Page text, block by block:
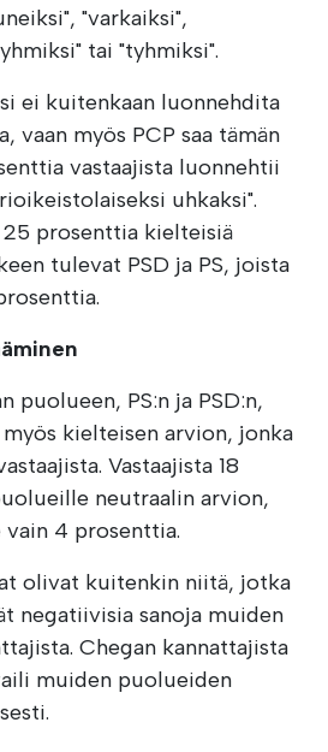
"varkaiksi",
tai "tyhmiksi".
ei kuitenkaan luonnehdita
vaan myös PCP saa tämän
vastaajista luonnehtii
uhkaksi".
25 prosenttia kielteisiä
tulevat PSD ja PS, joista
puolueen, PS:n ja PSD:n,
kielteisen arvion, jonka
Vastaajista 18
neutraalin arvion,
vain 4 prosenttia.
olivat kuitenkin niitä, jotka
negatiivisia sanoja muiden
Chegan kannattajista
muiden puolueiden